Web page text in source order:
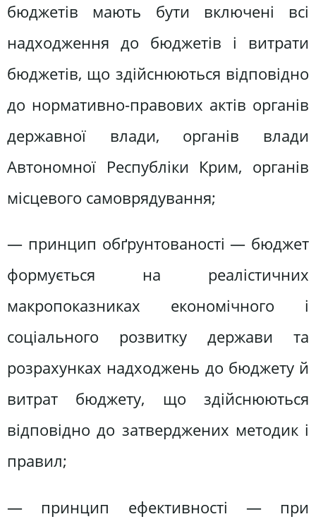
бюджетів мають бути включені всі
надходження до бюджетів і витрати
бюджетів, що здійснюються відповідно
до нормативно-правових актів органів
державної влади, органів влади
Автономної Республіки Крим, органів
місцевого самоврядування;
— принцип обґрунтованості — бюджет
формується на реалістичних
макропоказниках економічного і
соціального розвитку держави та
розрахунках надходжень до бюджету й
витрат бюджету, що здійснюються
відповідно до затверджених методик і
правил;
— принцип ефективності — при